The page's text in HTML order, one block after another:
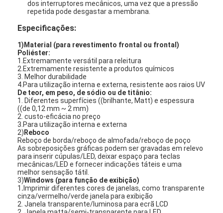
Para casa
Produtos
dos interruptores mecânicos, uma vez que a pressão
repetida pode desgastar a membrana.
Especificações:
1)Material (para revestimento frontal ou frontal)
Poliéster:
1.Extremamente versátil para releitura
2.Extremamente resistente a produtos químicos
3. Melhor durabilidade
4.Para utilização interna e externa, resistente aos raios UV
De teor, em peso, de sódio ou de titânio:
1. Diferentes superfícies ((brilhante, Matt) e espessura
((de 0,12 mm ~ 2 mm)
2. custo-eficácia no preço
3.Para utilização interna e externa
2) Reboco
Reboço de borda/reboço de almofada/reboço de poço
As sobreposições gráficas podem ser gravadas em relevo
para inserir cúpulas/LED, deixar espaço para teclas
mecânicas/LED e fornecer indicações táteis e uma
melhor sensação tátil.
3)Windows (para função de exibição)
1 . Imprimir diferentes cores de janelas, como transparente
cinza/vermelho/verde janela para exibição
2. Janela transparente/luminosa para ecrã LCD